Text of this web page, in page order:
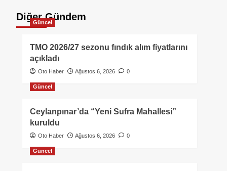
Diğer Gündem
Güncel
TMO 2026/27 sezonu fındık alım fiyatlarını
açıkladı
Oto Haber Ağustos 6, 2026 0
Güncel
Ceylanpınar’da “Yeni Sufra Mahallesi”
kuruldu
Oto Haber Ağustos 6, 2026 0
Güncel